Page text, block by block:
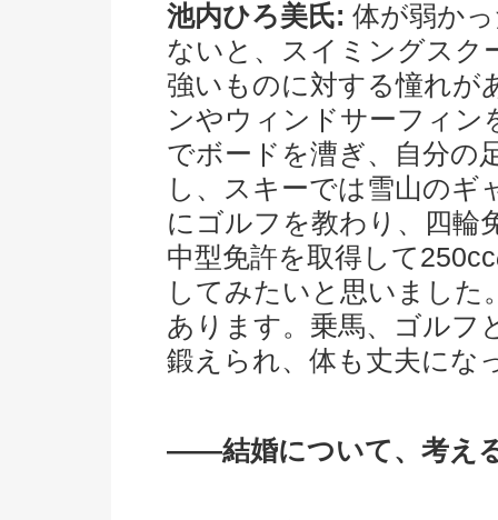
池内ひろ美氏: 体が弱か
ないと、スイミングスク
強いものに対する憧れが
ンやウィンドサーフィン
でボードを漕ぎ、自分の
し、スキーでは雪山のギ
にゴルフを教わり、四輪
中型免許を取得して
してみたいと思いました
あります。乗馬、ゴルフ
鍛えられ、体も丈夫にな
――結婚について、考え